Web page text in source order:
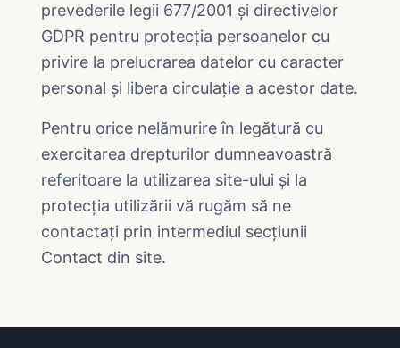
prevederile legii 677/2001 și directivelor
GDPR pentru protecția persoanelor cu
privire la prelucrarea datelor cu caracter
personal și libera circulație a acestor date.
Pentru orice nelămurire în legătură cu
exercitarea drepturilor dumneavoastră
referitoare la utilizarea site-ului și la
protecția utilizării vă rugăm să ne
contactați prin intermediul secțiunii
Contact din site.